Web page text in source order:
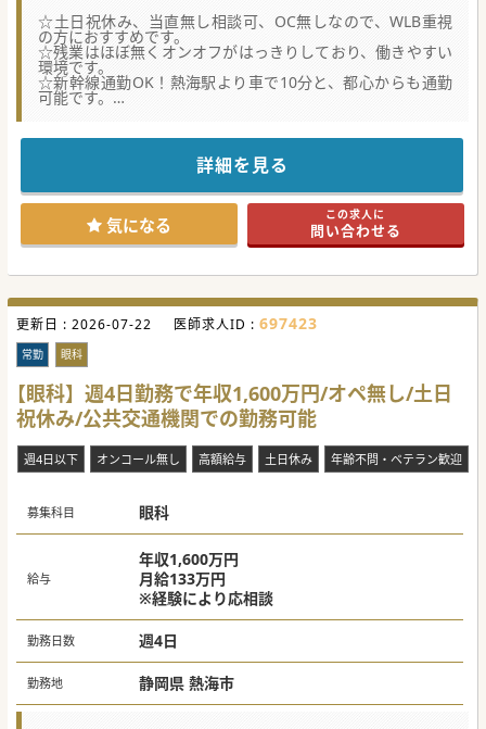
☆土日祝休み、当直無し相談可、OC無しなので、WLB重視
の方におすすめです。
☆残業はほぼ無くオンオフがはっきりしており、働きやすい
環境です。
☆新幹線通勤OK！熱海駅より車で10分と、都心からも通勤
可能です。
一年を通して温暖な環境で、綺麗な海も見える立地です。
メリハリのある働き方が可能で、QOL向上と共に高額年収も
東京駅まで新幹線で1時間、名古屋駅まで2時間なので遠方の
方もご勤務可能です。
赴任手当・独身寮も完備、転居可能な先生におすすめの求人
ですので、お気軽にお問い合わせください。
詳細を見る
気になる この求人に
問い合わせる
更新日 : 2026-07-22 医師求人ID : 697423
常勤 眼科
【眼科】週4日勤務で年収1,600万円/オペ無し/土日
祝休み/公共交通機関での勤務可能
週4日以下 オンコール無し 高額給与 土日休み 年齢不問・ベテラン歓迎
募集科目 眼科
給与
年収1,600万円
月給133万円
※経験により応相談
勤務日数 週4日
勤務地 静岡県 熱海市